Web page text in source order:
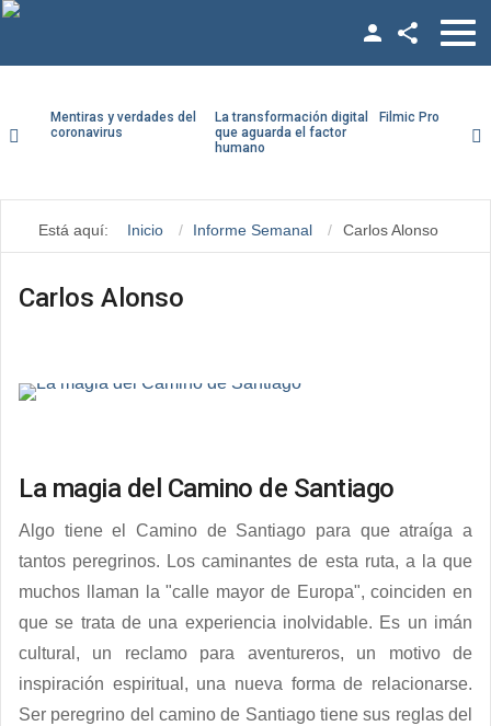
YouTube
LinkedIn
Mentiras y verdades del
coronavirus
La transformación digital
que aguarda el factor
humano
Filmic Pro paso a
Está aquí: Inicio Informe Semanal Carlos Alonso
Carlos Alonso
La magia del Camino de Santiago
Algo tiene el Camino de Santiago para que atraíga a
tantos peregrinos. Los caminantes de esta ruta, a la que
muchos llaman la "calle mayor de Europa", coinciden en
que se trata de una experiencia inolvidable. Es un imán
cultural, un reclamo para aventureros, un motivo de
inspiración espiritual, una nueva forma de relacionarse.
Ser peregrino del camino de Santiago tiene sus reglas del
Contraseña
Recuérdeme